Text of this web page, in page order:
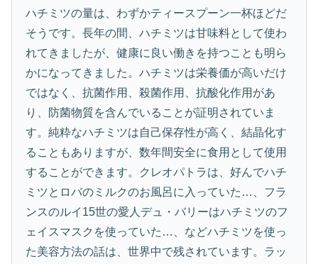
ハチミツの量は、わずかティースプーン一杯ほどだ
そうです。長年の間、ハチミツは甘味料として使わ
れてきましたが、健康に良い働きを持つことも明ら
かになってきました。ハチミツは栄養価が高いだけ
ではなく、抗菌作用、殺菌作用、抗酸化作用があ
り、防菌物質を含んでいることが証明されていま
す。純粋なハチミツは自己保存性が高く、結晶化す
ることもありますが、数年間安全に食用として使用
することができます。クレオパトラは、好んでハチ
ミツとロバのミルクのお風呂に入っていた…、フラ
ンスのルイ15世の愛人デュ・バリーはハチミツのフ
ェイスマスクを使っていた…、などハチミツを使っ
た美容方法の話は、世界中で残されています。ラッ